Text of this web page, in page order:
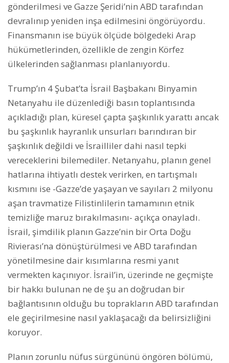
gönderilmesi ve Gazze Şeridi’nin ABD tarafından
devralınıp yeniden inşa edilmesini öngörüyordu.
Finansmanın ise büyük ölçüde bölgedeki Arap
hükümetlerinden, özellikle de zengin Körfez
ülkelerinden sağlanması planlanıyordu.
Trump’ın 4 Şubat’ta İsrail Başbakanı Binyamin
Netanyahu ile düzenlediği basın toplantısında
açıkladığı plan, küresel çapta şaşkınlık yarattı ancak
bu şaşkınlık hayranlık unsurları barındıran bir
şaşkınlık değildi ve İsrailliler dahi nasıl tepki
vereceklerini bilemediler. Netanyahu, planın genel
hatlarına ihtiyatlı destek verirken, en tartışmalı
kısmını ise -Gazze’de yaşayan ve sayıları 2 milyonu
aşan travmatize Filistinlilerin tamamının etnik
temizliğe maruz bırakılmasını- açıkça onayladı.
İsrail, şimdilik planın Gazze’nin bir Orta Doğu
Rivierası’na dönüştürülmesi ve ABD tarafından
yönetilmesine dair kısımlarına resmi yanıt
vermekten kaçınıyor. İsrail’in, üzerinde ne geçmişte
bir hakkı bulunan ne de şu an doğrudan bir
bağlantısının olduğu bu toprakların ABD tarafından
ele geçirilmesine nasıl yaklaşacağı da belirsizliğini
koruyor.
Planın zorunlu nüfus sürgününü öngören bölümü,